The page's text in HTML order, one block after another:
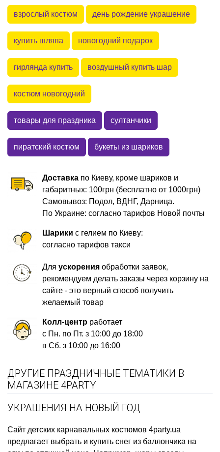
взрослый костюм день рождение украшение
купить шляпа новогодний подарок
гирлянда купить воздушный купить шар
костюм новогодний
товары для праздника султанчики
пиратский костюм букеты из шариков
Доставка по Киеву, кроме шариков и
габаритных: 100грн (бесплатно от 1000грн)
Самовывоз: Подол, ВДНГ, Дарница.
По Украине: согласно тарифов Новой почты
Шарики с гелием по Киеву:
согласно тарифов такси
Дляускорения обработки заявок,
рекомендуем делать заказы через корзину на
сайте - это верный способ получить
желаемый товар
Колл-центр работает
с Пн. по Пт. з 10:00 до 18:00
в Сб. з 10:00 до 16:00
ДРУГИЕ ПРАЗДНИЧНЫЕ ТЕМАТИКИ В
МАГАЗИНЕ 4PARTY
УКРАШЕНИЯ НА НОВЫЙ ГОД
Сайт детских карнавальных костюмов 4party.ua
предлагает выбрать и купить снег из баллончика на